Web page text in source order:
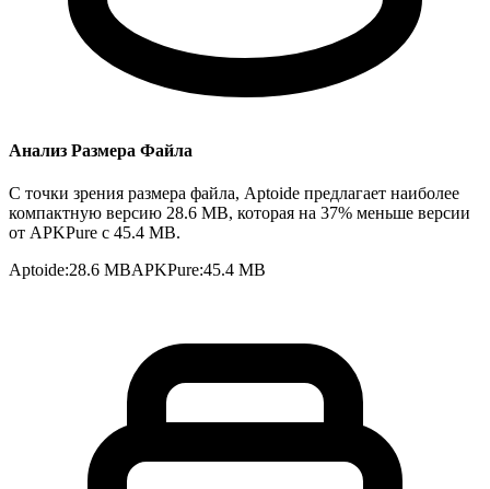
Анализ Размера Файла
С точки зрения размера файла, Aptoide предлагает наиболее
компактную версию 28.6 MB, которая на 37% меньше версии
от APKPure с 45.4 MB.
Aptoide:28.6 MBAPKPure:45.4 MB